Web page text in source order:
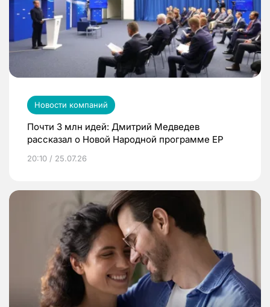
Новости компаний
Почти 3 млн идей: Дмитрий Медведев
рассказал о Новой Народной программе ЕР
20:10 / 25.07.26